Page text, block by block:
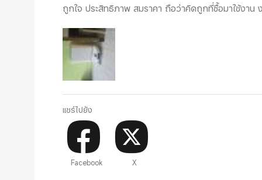
ถูกใจ ประสิทธิภาพ สมราคา ถือว่าคิดถูกที่ซื้อมาใช้งาน
แชร์ไปยัง
Facebook X